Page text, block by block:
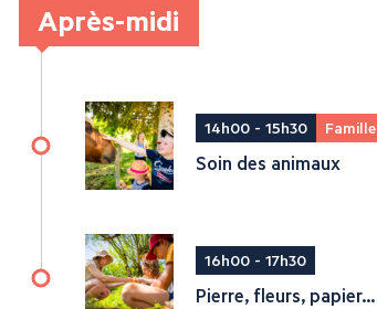
Après-midi
14h00 - 15h30 Famille
Soin des animaux
16h00 - 17h30
Pierre, fleurs, papier...